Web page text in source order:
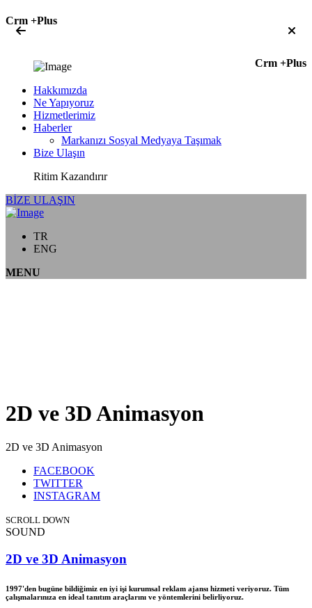
Crm +Plus
Crm +Plus
Hakkımızda
Ne Yapıyoruz
Hizmetlerimiz
Haberler
Markanızı Sosyal Medyaya Taşımak
Bize Ulaşın
Ritim Kazandırır
BİZE ULAŞIN
TR
ENG
MENU
2D ve 3D Animasyon
2D ve 3D Animasyon
FACEBOOK
TWITTER
INSTAGRAM
SCROLL DOWN
SOUND
2D ve 3D Animasyon
1997'den bugüne bildiğimiz en iyi işi kurumsal reklam ajansı hizmeti veriyoruz. Tüm
çalışmalarınıza en ideal tanıtım araçlarını ve yöntemlerini belirliyoruz.